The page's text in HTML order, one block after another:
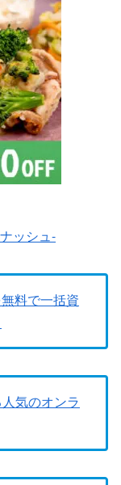
ッシュ-
料で一括資
気のオンラ